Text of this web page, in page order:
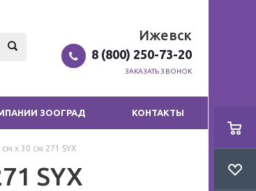
Ижевск
8 (800) 250-73-20
ЗАКАЗАТЬ ЗВОНОК
ЗООГРАД КОНТАКТЫ
х 30 см 271 SYX
SYX